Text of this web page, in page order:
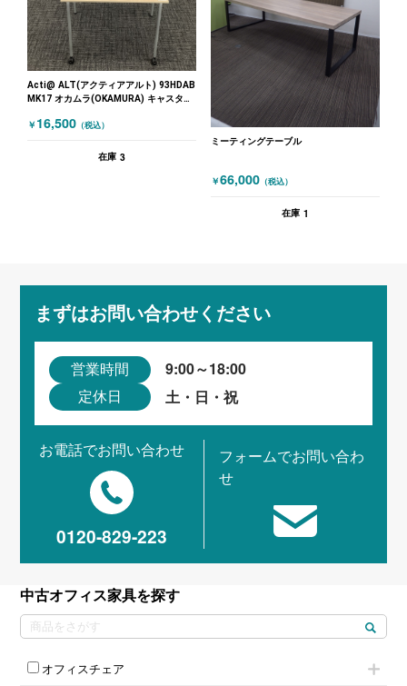
Acti@ ALT(アクティアアルト) 93HDAB
MK17 オカムラ(OKAMURA) キャスター
目（ナチュラル）
￥ 16,500 （税込）
在庫 3
ミーティングテーブル
￥66,000 （税込）
在庫 1
まずはお問い合わせください
営業時間 9:00～18:00
定休日 土・日・祝
お電話でお問い合わせ
0120-829-223
フォームでお問い合わ
せ
中古オフィス家具を探す
オフィスチェア